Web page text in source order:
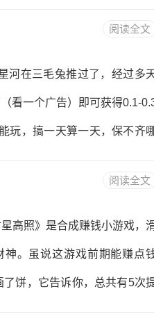
毛钱，加起来是四毛钱左右。
阅读全文
河在三毛兔推过了，经过多
看一个广告）即可获得0.1-
玩，搞一天算一天，保不齐
积分（0.3元）开始。最低0.3
阅读全文
高照》是合成赚钱小游戏，
。虽说这游戏前期能赚点
饼，它告诉你，总共有5次